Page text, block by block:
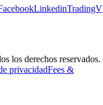
LinkedinTradingV
los derechos reservados.
privacidadFees &